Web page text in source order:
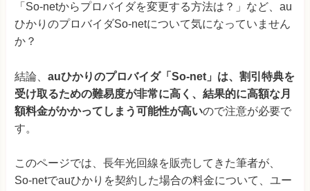
「So-netからプロバイダを変更する方法は？」など、au
ひかりのプロバイダSo-netについて気になっていません
か？
結論、 auひかりのプロバイダ「So-net」は、割引特典を
受け取るための難易度が非常に高く、結果的に高額な月
額料金がかかってしまう可能性が高いので注意が必要で
す。
このページでは、長年光回線を販売してきた筆者が、
So-netでauひかりを契約した場合の料金について、ユー